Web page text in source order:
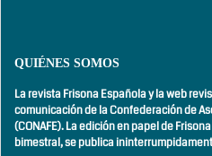
QUIÉNES SOMOS
La revista Frisona Española y la web
comunicación de la Confederación de
(CONAFE). La edición en papel de
bimestral,se publica